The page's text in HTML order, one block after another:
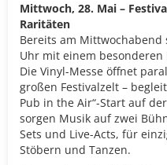
Mittwoch, 28. Mai –
Raritäten
Bereits am Mittwochabend
Uhr mit einem besonderen
Die Vinyl-Messe öffnet
großen Festivalzelt –
Pub in the Air“-Start auf
sorgen Musik auf zwei
Sets und Live-Acts, für
Stöbern und Tanzen.